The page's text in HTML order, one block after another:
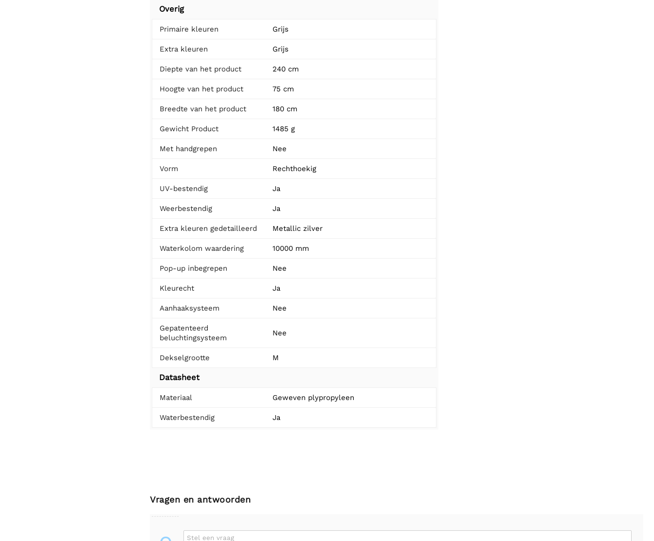
Overig
Primaire kleuren Grijs
Extra kleuren Grijs
Diepte van het product 240 cm
Hoogte van het product 75 cm
Breedte van het product 180 cm
Gewicht Product 1485 g
Met handgrepen Nee
Vorm Rechthoekig
UV-bestendig Ja
Weerbestendig Ja
Extra kleuren gedetailleerd Metallic zilver
Waterkolom waardering 10000 mm
Pop-up inbegrepen Nee
Kleurecht Ja
Aanhaaksysteem Nee
Gepatenteerd
beluchtingsysteem
Nee
Dekselgrootte M
Datasheet
Materiaal Geweven plypropyleen
Waterbestendig Ja
Vragen en antwoorden
Stel een vraag